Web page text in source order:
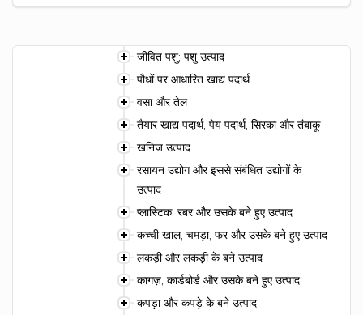
जीवित पशु; पशु उत्पाद
पौधों पर आधारित खाद्य पदार्थ
वसा और तेल
तैयार खाद्य पदार्थ, पेय पदार्थ, सिरका और तंबाकू
खनिज उत्पाद
रसायन उद्योग और इससे संबंधित उद्योगों के
उत्पाद
प्लास्टिक, रबर और उसके बने हुए उत्पाद
कच्ची खाल, चमड़ा, फर और उसके बने हुए उत्पाद
लकड़ी और लकड़ी के बने उत्पाद
कागज़, कार्डबोर्ड और उसके बने हुए उत्पाद
कपड़ा और कपड़े के बने उत्पाद